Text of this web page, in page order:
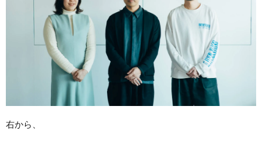
右から、